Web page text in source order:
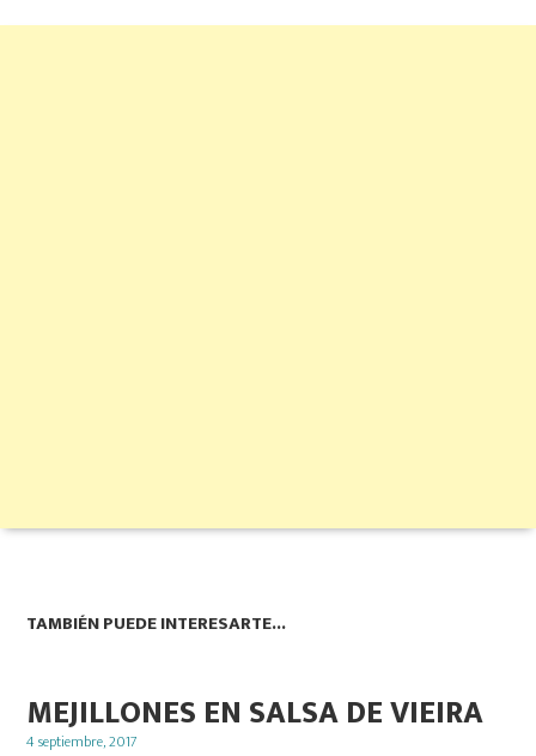
TAMBIÉN PUEDE INTERESARTE...
MEJILLONES EN SALSA DE VIEIRA
Posted
4 septiembre, 2017